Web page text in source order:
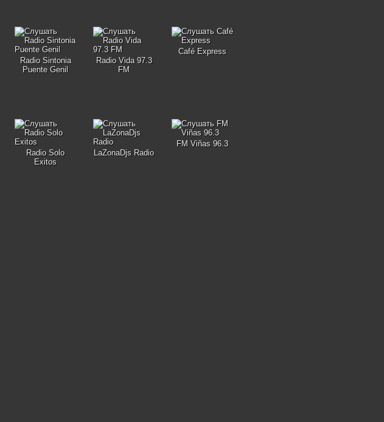
Radio Sintonia
Puente Genil
Radio Vida 97.3
FM
Café Express
Radio Solo
Exitos
LaZonaDjs Radio
FM Viñas 96.3